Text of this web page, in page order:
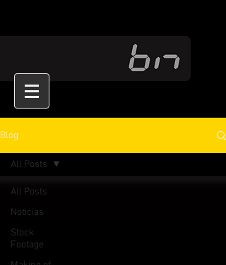
Blog
All Posts
Noticias
Stock
Footage
All Posts